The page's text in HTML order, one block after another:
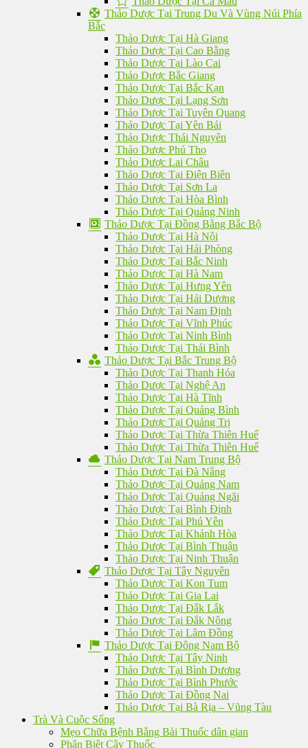
Thảo Dược Tại Trung Du Và Vùng Núi Phía
Bắc
Thảo Dược Tại Hà Giang
Thảo Dược Tại Cao Bằng
Thảo Dược Tại Lào Cai
Thảo Dược Bắc Giang
Thảo Dược Tại Bắc Kạn
Thảo Dược Tại Lạng Sơn
Thảo Dược Tại Tuyên Quang
Thảo Dược Tại Yên Bái
Thảo Dược Thái Nguyên
Thảo Dược Phú Thọ
Thảo Dược Lai Châu
Thảo Dược Tại Điện Biên
Thảo Dược Tại Sơn La
Thảo Dược Tại Hòa Bình
Thảo Dược Tại Quảng Ninh
Thảo Dược Tại Đồng Bằng Bắc Bộ
Thảo Dược Tại Hà Nội
Thảo Dược Tại Hải Phòng
Thảo Dược Tại Bắc Ninh
Thảo Dược Tại Hà Nam
Thảo Dược Tại Hưng Yên
Thảo Dược Tại Hải Dương
Thảo Dược Tại Nam Định
Thảo Dược Tại Vĩnh Phúc
Thảo Dược Tại Ninh Bình
Thảo Dược Tại Thái Bình
Thảo Dược Tại Bắc Trung Bộ
Thảo Dược Tại Thanh Hóa
Thảo Dược Tại Nghệ An
Thảo Dược Tại Hà Tĩnh
Thảo Dược Tại Quảng Bình
Thảo Dược Tại Quảng Trị
Thảo Dược Tại Thừa Thiên Huế
Thảo Dược Tại Thừa Thiên Huế
Thảo Dược Tại Nam Trung Bộ
Thảo Dược Tại Đà Nẵng
Thảo Dược Tại Quảng Nam
Thảo Dược Tại Quảng Ngãi
Thảo Dược Tại Bình Định
Thảo Dược Tại Phú Yên
Thảo Dược Tại Khánh Hòa
Thảo Dược Tại Bình Thuận
Thảo Dược Tại Ninh Thuận
Thảo Dược Tại Tây Nguyên
Thảo Dược Tại Kon Tum
Thảo Dược Tại Gia Lai
Thảo Dược Tại Đắk Lắk
Thảo Dược Tại Đắk Nông
Thảo Dược Tại Lâm Đồng
Thảo Dược Tại Đông Nam Bộ
Thảo Dược Tại Tây Ninh
Thảo Dược Tại Bình Dương
Thảo Dược Tại Bình Phước
Thảo Dược Tại Đồng Nai
Thảo Dược Tại Bà Rịa – Vũng Tàu
Trà Và Cuộc Sống
Mẹo Chữa Bệnh Bằng Bài Thuốc dân gian
Phân Biệt Cây Thuốc